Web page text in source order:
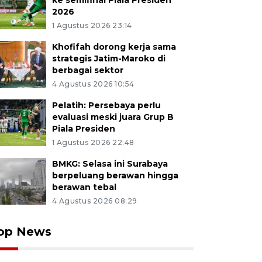
2026
1 Agustus 2026 23:14
Khofifah dorong kerja sama
strategis Jatim-Maroko di
berbagai sektor
4 Agustus 2026 10:54
Pelatih: Persebaya perlu
evaluasi meski juara Grup B
Piala Presiden
1 Agustus 2026 22:48
BMKG: Selasa ini Surabaya
berpeluang berawan hingga
berawan tebal
4 Agustus 2026 08:29
News